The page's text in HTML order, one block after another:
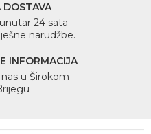
DOSTAVA
24 sata
narudžbe.
INFORMACIJA
u Širokom